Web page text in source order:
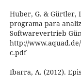
Huber, G. & Gürtler,
programa para
Softwarevertrieb
http://
c.pdf
Ibarra, A. (2012).